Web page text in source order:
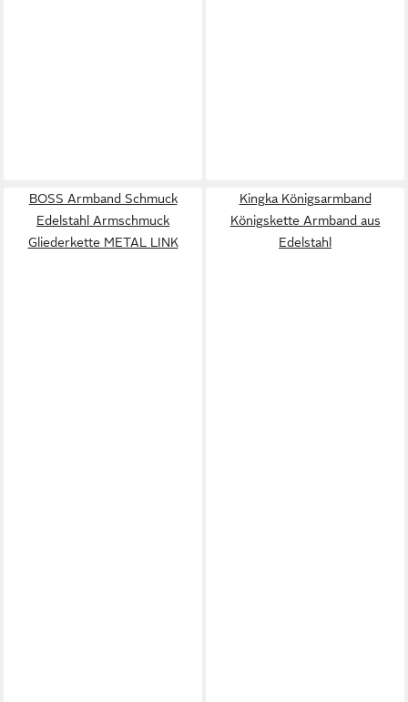
BOSS Armband Schmuck
Edelstahl Armschmuck
Gliederkette METAL LINK
Kingka Königsarmband
Königskette Armband aus
Edelstahl